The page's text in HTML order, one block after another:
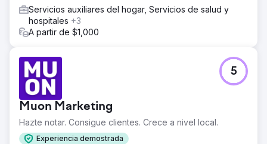
Servicios auxiliares del hogar, Servicios de salud y
hospitales +3
A partir de $1,000
Muon Marketing
Hazte notar. Consigue clientes. Crece a nivel local.
Experiencia demostrada
5